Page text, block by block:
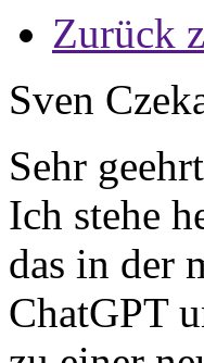
Zurück
Sven
Sehr
Ich stehe
das in der
ChatGPT